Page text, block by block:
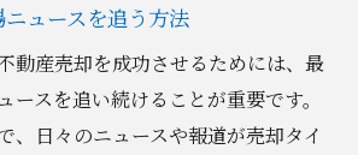
不動産売却成功を後押しする地元
ュースを追う方法
動産売却を成功させるためには、最
ースを追い続けることが重要です。
、日々のニュースや報道が売却タイ